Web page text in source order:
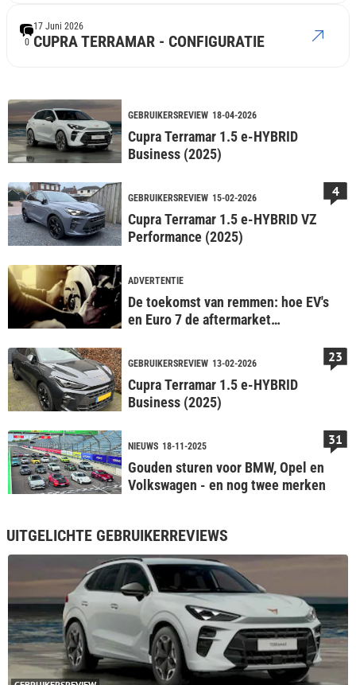
0 CUPRA TERRAMAR - CONFIGURATIE
17 Juni 2026
GEBRUIKERSREVIEW 18-04-2026
Cupra Terramar 1.5 e-HYBRID
Business (2025)
GEBRUIKERSREVIEW 15-02-2026
Cupra Terramar 1.5 e-HYBRID VZ
Performance (2025)
4
ADVERTENTIE
De toekomst van remmen: hoe EV's
en Euro 7 de aftermarket
GEBRUIKERSREVIEW 13-02-2026
Cupra Terramar 1.5 e-HYBRID
Business (2025)
23
NIEUWS 18-11-2025
Gouden sturen voor BMW, Opel en
Volkswagen - en nog twee merken
31
UITGELICHTE GEBRUIKERREVIEWS